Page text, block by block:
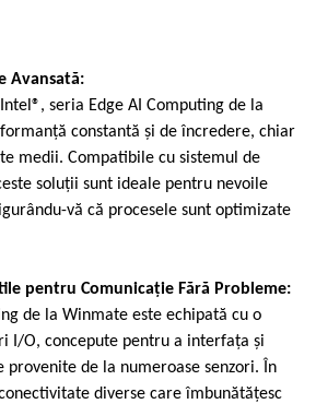
Avansată:
seria Edge AI Computing de la
constantă și de încredere, chiar
medii. Compatibile cu sistemul de
soluții sunt ideale pentru nevoile
vă că procesele sunt optimizate
pentru Comunicație Fără Probleme:
de la Winmate este echipată cu o
I/O, concepute pentru a interfața și
provenite de la numeroase senzori. În
diverse care îmbunătățesc